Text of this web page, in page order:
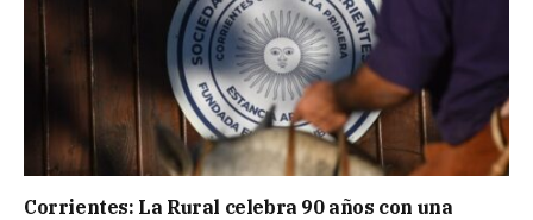
Corrientes: La Rural celebra 90 años con una